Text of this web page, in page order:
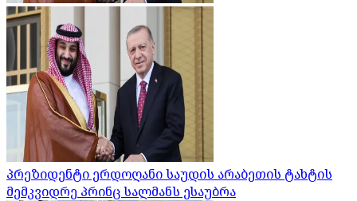
პრეზიდენტი ერდოღანი საუდის არაბეთის ტახტის
მემკვიდრე პრინც სალმანს ესაუბრა